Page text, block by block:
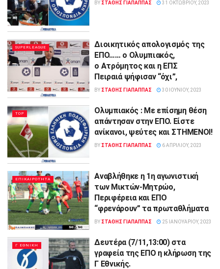
BY ΣΤΑΘΗΣ ΓΊΑΠΑΠΠΑΣ 31 ΟΚΤΩΒΡΊΟΥ, 2023
SUPERLEAGUE
Διοικητικός απολογισμός της
ΕΠΟ…… ο Ολυμπιακός,
ο Ατρόμητος και η ΕΠΣ
Πειραιά ψήφισαν “όχι”,
BY ΣΤΑΘΗΣ ΓΊΑΠΑΠΠΑΣ 30 ΙΟΥΝΊΟΥ, 2023
TOP
Ολυμπιακός : Με επίσημη θέση
απάντησαν στην ΕΠΟ. Είστε
ανίκανοι, ψεύτες και ΣΤΗΜΕΝΟΙ!
BY ΣΤΑΘΗΣ ΓΊΑΠΑΠΠΑΣ 6 ΑΠΡΙΛΊΟΥ, 2023
ΕΠΙΚΑΙΡΟΤΗΤΑ
Αναβλήθηκε η 1η αγωνιστική
των Μικτών-Μητρώο,
Περιφέρεια και ΕΠΟ
“φρενάρουν” τα πρωταθλήματα
BY ΣΤΑΘΗΣ ΓΊΑΠΑΠΠΑΣ 25 ΙΑΝΟΥΑΡΊΟΥ, 2023
Γ ΕΘΝΙΚΗ
Δευτέρα (7/11,13:00) στα
γραφεία της ΕΠΟ η κλήρωση της
Γ Εθνικής.